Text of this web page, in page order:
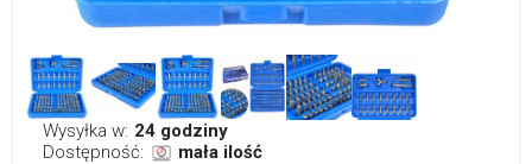
Wysyłka w: 24 godziny
Dostępność:
mała ilość